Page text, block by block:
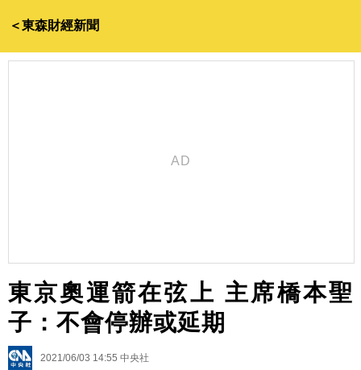
＜東森財經新聞
東京奧運箭在弦上 主席橋本聖
子：不會停辦或延期
2021/06/03 14:55 中央社